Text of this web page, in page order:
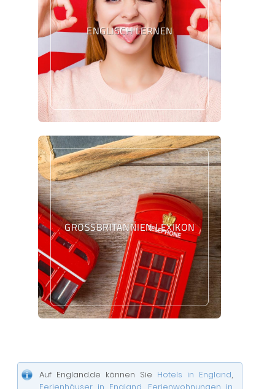
ENGLISCH LERNEN
GROSSBRITANNIEN LEXIKON
Auf England.de können Sie Hotels in England,